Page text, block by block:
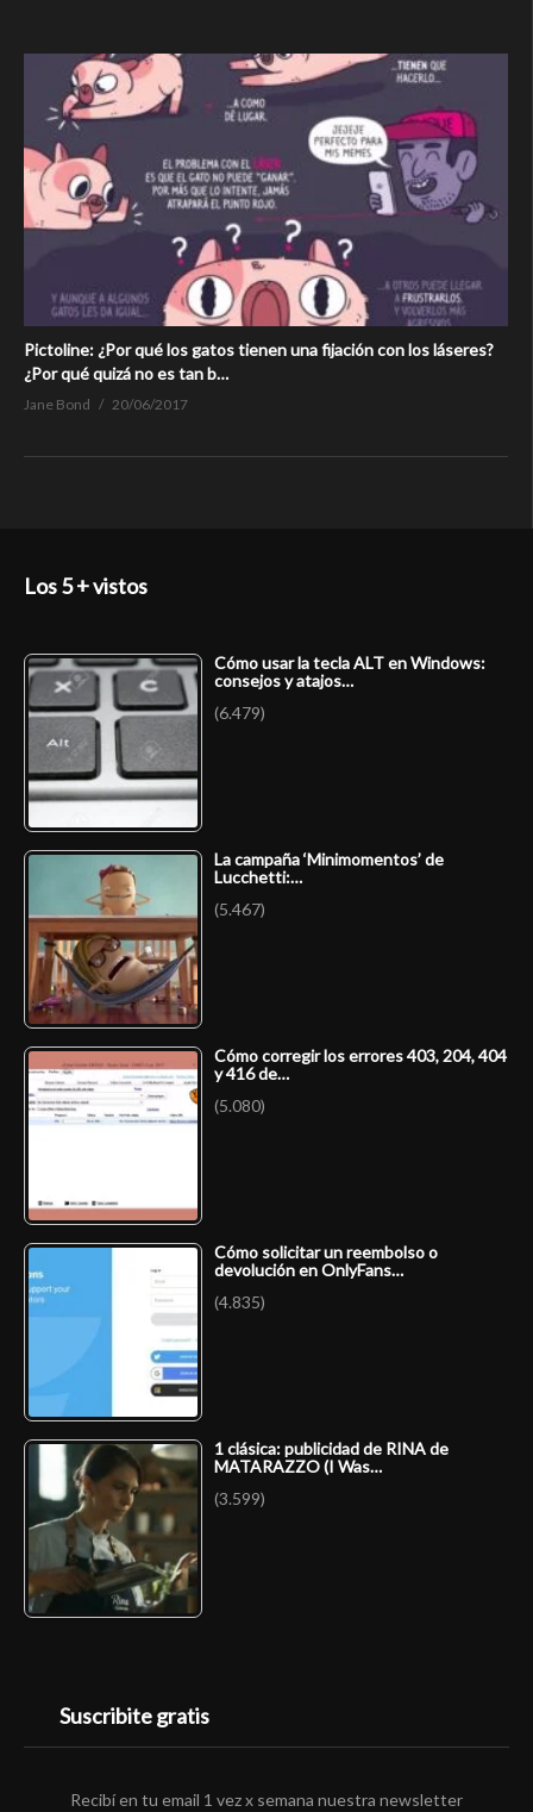
Pictoline: ¿Por qué los gatos tienen una fijación con los láseres?
¿Por qué quizá no es tan b…
Jane Bond 20/06/2017
Los 5 + vistos
Cómo usar la tecla ALT en Windows:
consejos y atajos…
(6.479)
La campaña ‘Minimomentos’ de
Lucchetti:…
(5.467)
Cómo corregir los errores 403, 204, 404
y 416 de…
(5.080)
Cómo solicitar un reembolso o
devolución en OnlyFans…
(4.835)
1 clásica: publicidad de RINA de
MATARAZZO (I Was…
(3.599)
Suscribite gratis
Recibí en tu email 1 vez x semana nuestra newsletter